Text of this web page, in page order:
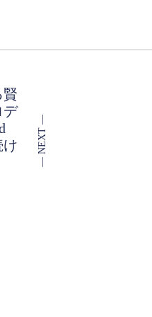
賢
デ